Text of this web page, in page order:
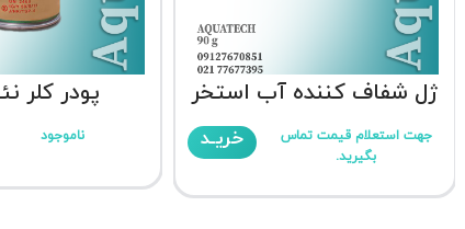
ژل شفاف کننده آب استخر
جهت استعلام قیمت تماس
بگیرید.
خریـد
پودر کلر
ناموجود